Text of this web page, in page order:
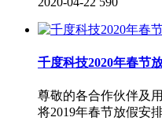
千度科技2020年春节
尊敬的各合作伙伴及
将2019年春节放假安